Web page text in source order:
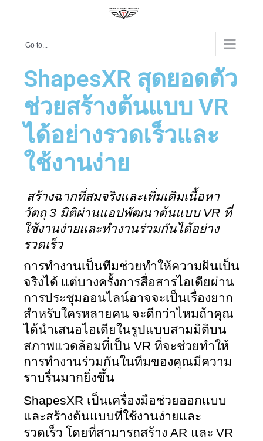
Go to...
ShapesXR สุดยอดตัว
ช่วยสร้างต้นแบบ VR
ได้อย่างรวดเร็วและ
ใช้งานง่าย
วัตถุ 3 มิติผ่านแอปพัฒนาต้นแบบ VR ที่
ใช้งานง่ายและทำงานร่วมกันได้อย่าง
รวดเร็ว
การทำงานเป็นทีมช่วยทำให้ความฝันเป็น
จริงได้ แต่บางครั้งการสื่อสารไอเดียผ่าน
การประชุมออนไลน์อาจจะเป็นเรื่องยาก
สำหรับใครหลายคน จะดีกว่าไหมถ้าคุณ
ได้นำเสนอไอเดียในรูปแบบสามมิติบน
สภาพแวดล้อมที่เป็น VR ที่จะช่วยทำให้
การทำงานร่วมกันในทีมของคุณมีความ
ราบรื่นมากยิ่งขึ้น
ShapesXR เป็นเครื่องมือช่วยออกแบบ
และสร้างต้นแบบที่ใช้งานง่ายและ
รวดเร็ว โดยที่สามารถสร้าง AR และ